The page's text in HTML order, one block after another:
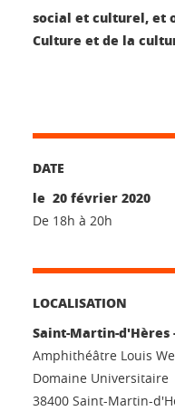
social et culturel, et
Culture et de la
DATE
le 20 février 2020
De 18h à 20h
LOCALISATION
Saint-Martin-
Amphithéâtre Louis
Domaine Universitaire
38400 Saint-Martin-